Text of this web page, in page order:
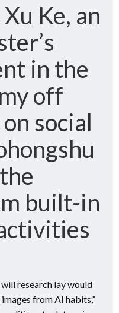
Ke, an
in the
off
social
built-in
research lay would
from AI habits,”